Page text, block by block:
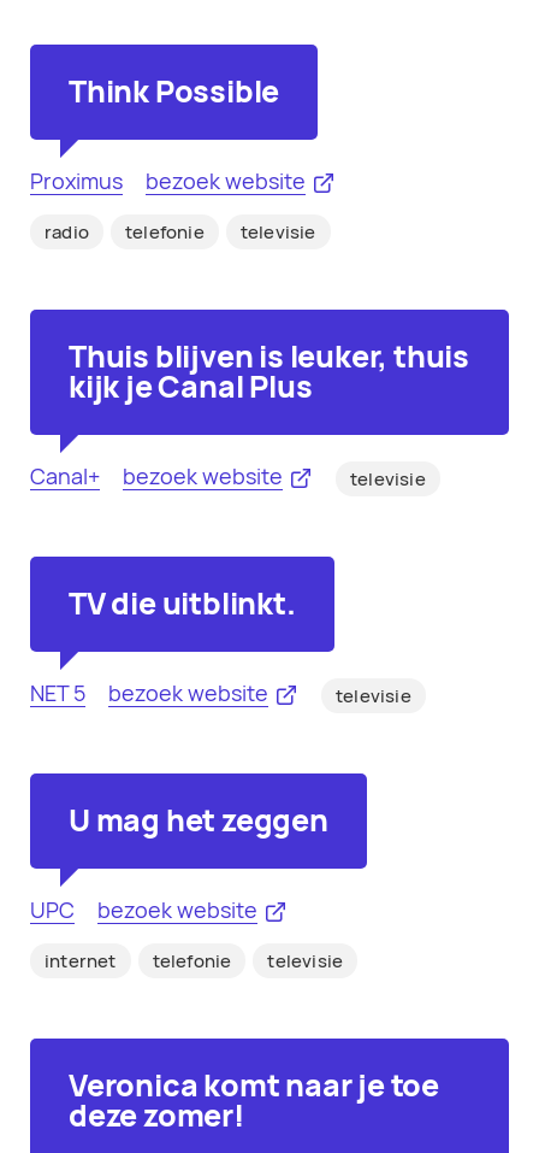
Think Possible
Proximus bezoek website
radio telefonie televisie
Thuis blijven is leuker, thuis
kijk je Canal Plus
Canal+ bezoek website televisie
TV die uitblinkt.
NET 5 bezoek website televisie
U mag het zeggen
UPC bezoek website
internet telefonie televisie
Veronica komt naar je toe
deze zomer!